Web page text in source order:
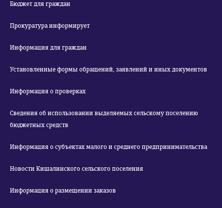
Бюджет для граждан
Прокуратура информирует
Информация для граждан
Установленные формы обращений, заявлений и иных документов
Информация о проверках
Сведения об использовании выделяемых сельскому поселению
бюджетных средств
Информация о субъектах малого и среднего предпринимательства
Новости Кишалинского сельского поселения
Информация о размещении заказов